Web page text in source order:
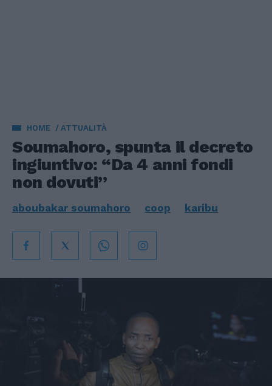
HOME ATTUALITÀ
Soumahoro, spunta il decreto
ingiuntivo: “Da 4 anni fondi
non dovuti”
aboubakar soumahoro coop karibu